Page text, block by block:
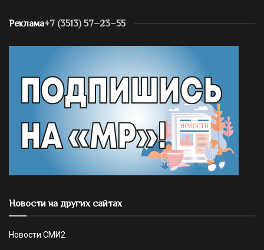
Реклама+7 (3513) 57–23–55
Новости на других сайтах
Новости СМИ2